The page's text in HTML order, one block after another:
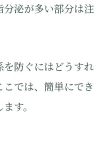
泌が多い部分は注
防ぐにはどうすれ
では、簡単にでき
す。